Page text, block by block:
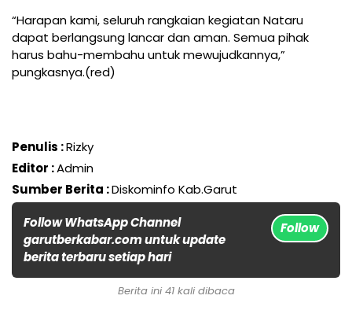
“Harapan kami, seluruh rangkaian kegiatan Nataru
dapat berlangsung lancar dan aman. Semua pihak
harus bahu-membahu untuk mewujudkannya,”
pungkasnya.(red)
Penulis :Rizky
Editor :Admin
Sumber Berita :Diskominfo Kab.Garut
Follow WhatsApp Channel
garutberkabar.com untuk update
berita terbaru setiap hari
Follow
Berita ini 41 kali dibaca